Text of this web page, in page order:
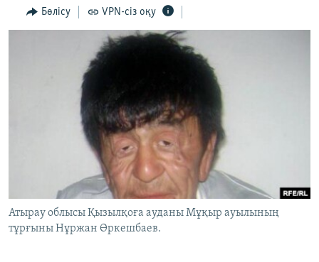
ӘЛЕУМЕТ
АРНАЙЫ ЖОБАЛАР
Басқа тілдерде
Бөлісу VPN-сіз оқу
Атырау облысы Қызылқоға ауданы Мұқыр ауылының
тұрғыны Нұржан Өркешбаев.